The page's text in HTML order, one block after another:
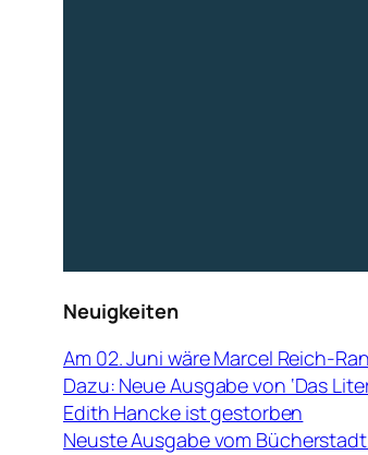
Neuigkeiten
Am 02. Juni wäre Marcel Reich-
Dazu: Neue Ausgabe von ‘Das
Edith Hancke ist gestorben
Neuste Ausgabe vom